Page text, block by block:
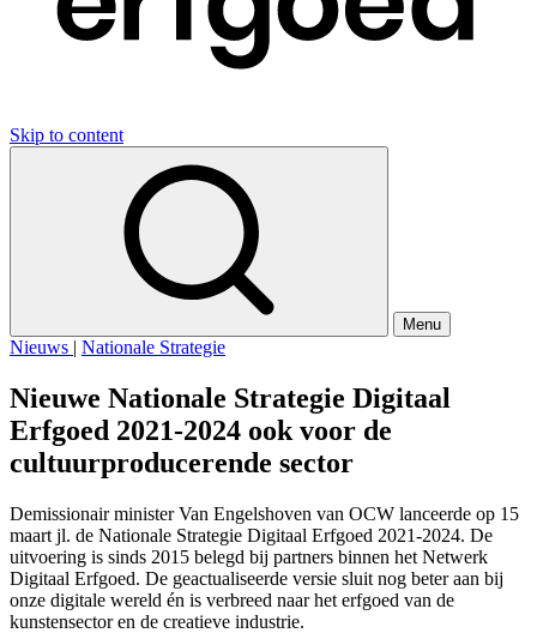
Skip to content
Menu
Nieuws | Nationale Strategie
Nieuwe Nationale Strategie Digitaal
Erfgoed 2021-2024 ook voor de
cultuurproducerende sector
Demissionair minister Van Engelshoven van OCW lanceerde op 15
maart jl. de Nationale Strategie Digitaal Erfgoed 2021-2024. De
uitvoering is sinds 2015 belegd bij partners binnen het Netwerk
Digitaal Erfgoed. De geactualiseerde versie sluit nog beter aan bij
onze digitale wereld én is verbreed naar het erfgoed van de
kunstensector en de creatieve industrie.